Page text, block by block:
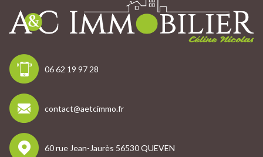
06 62 19 97 28
contact@aetcimmo.fr
60 rue Jean-Jaurès 56530 QUEVEN